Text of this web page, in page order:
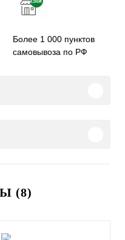
Более 1 000 пунктов
самовывоза по РФ
(8)